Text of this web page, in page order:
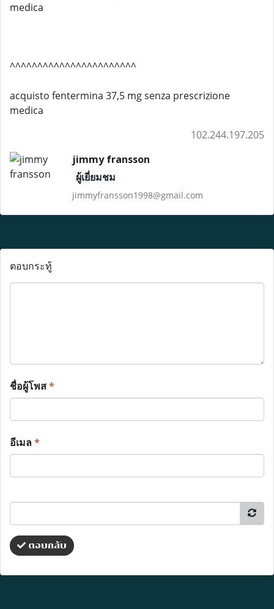
medica
^^^^^^^^^^^^^^^^^^^^^^^
acquisto fentermina 37,5 mg senza prescrizione
medica
102.244.197.205
jimmy fransson
ผู้เยี่ยมชม
jimmyfransson1998@gmail.com
ตอบกระทู้
ชื่อผู้โพส*
อีเมล*
ตอบกลับ